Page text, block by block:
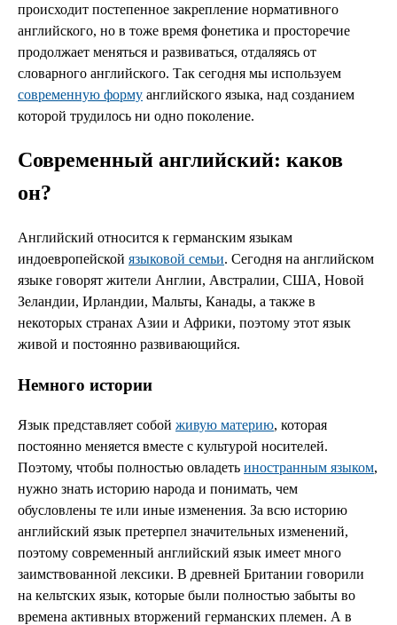
происходит постепенное закрепление нормативного
английского, но в тоже время фонетика и просторечие
продолжает меняться и развиваться, отдаляясь от
словарного английского. Так сегодня мы используем
современную форму английского языка, над созданием
которой трудилось ни одно поколение.
Современный английский: каков
он?
Английский относится к германским языкам
индоевропейской языковой семьи. Сегодня на английском
языке говорят жители Англии, Австралии, США, Новой
Зеландии, Ирландии, Мальты, Канады, а также в
некоторых странах Азии и Африки, поэтому этот язык
живой и постоянно развивающийся.
Немного истории
Язык представляет собой живую материю, которая
постоянно меняется вместе с культурой носителей.
Поэтому, чтобы полностью овладеть иностранным языком,
нужно знать историю народа и понимать, чем
обусловлены те или иные изменения. За всю историю
английский язык претерпел значительных изменений,
поэтому современный английский язык имеет много
заимствованной лексики. В древней Британии говорили
на кельтских язык, которые были полностью забыты во
времена активных вторжений германских племен. А в